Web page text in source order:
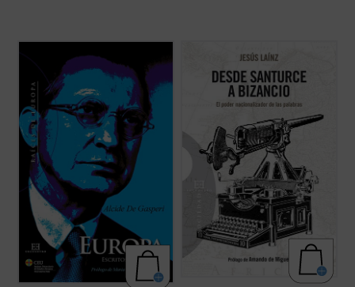
de Alcide De Gasperi nos invita a
reflexionar sobre su herencia política, en
tantas ocasiones olvidada. Él inició y
recorrió en parte, junto con Schuman y
Adenauer, un camino hacia la unidad que
aún ... (ver ficha)
Un siglo después de que Sabino Arana
inventase los términos Bizkaia, Gipuzkoa y
Araba, ya han alcanzado la oficialidad.
Pero la ingeniería palabrera sólo es una
parte de la más amplia utilización de las
lenguas como instrumentos de la ...(ver